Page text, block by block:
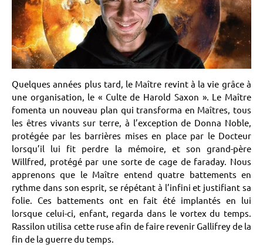
Quelques années plus tard, le Maître revint à la vie grâce à
une organisation, le « Culte de Harold Saxon ». Le Maître
fomenta un nouveau plan qui transforma en Maîtres, tous
les êtres vivants sur terre, à l’exception de Donna Noble,
protégée par les barrières mises en place par le Docteur
lorsqu’il lui fit perdre la mémoire, et son grand-père
Willfred, protégé par une sorte de cage de faraday. Nous
apprenons que le Maître entend quatre battements en
rythme dans son esprit, se répétant à l’infini et justifiant sa
folie. Ces battements ont en fait été implantés en lui
lorsque celui-ci, enfant, regarda dans le vortex du temps.
Rassilon utilisa cette ruse afin de faire revenir Gallifrey de la
fin de la guerre du temps.